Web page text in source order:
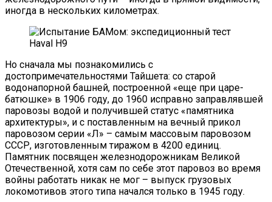
иногда в нескольких километрах.
Но сначала мы познакомились с
достопримечательностями Тайшета: со старой
водонапорной башней, построенной «еще при царе-
батюшке» в 1906 году, до 1960 исправно заправлявшей
паровозы водой и получившей статус «памятника
архитектуры», и с поставленным на вечный прикол
паровозом серии «Л» – самым массовым паровозом
СССР, изготовленным тиражом в 4200 единиц.
Памятник посвящен железнодорожникам Великой
Отечественной, хотя сам по себе этот паровоз во время
войны работать никак не мог – выпуск грузовых
локомотивов этого типа начался только в 1945 году.